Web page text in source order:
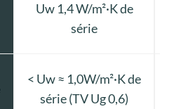
Uw 1,4 W/m²·K de
série
< Uw ≈ 1,0W/m²·K de
série (TV Ug 0,6)